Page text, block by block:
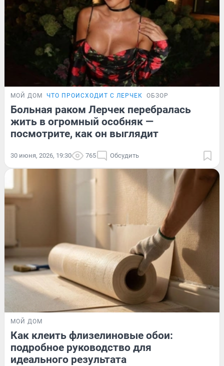
МОЙ ДОМ ЧТО ПРОИСХОДИТ С ЛЕРЧЕК ОБЗОР
Больная раком Лерчек перебралась
жить в огромный особняк —
посмотрите, как он выглядит
30 июня, 2026, 19:30 765 Обсудить
МОЙ ДОМ
Как клеить флизелиновые обои:
подробное руководство для
идеального результата